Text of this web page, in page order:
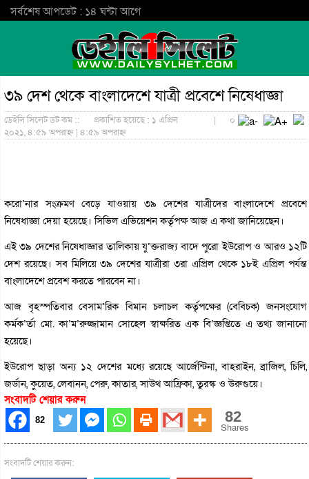
সর্বশেষ আপডেট : ১৪ ঘন্টা আগে
৩৯ দেশ থেকে বাংলাদেশে যাত্রী প্রবেশে নিষেধাজ্ঞা
ডেইলি সিলেট ডট কম ::
প্রকাশিত হয়েছে : ১ এপ্রিল
২০২১, ৪:৫৯ অপরাহ্ন | ৪:৫৯ অপরাহ্ন
| ০
করো’নার সংক্রমণ বেড়ে যাওয়ায় ৩৯ দেশের যাত্রীদের বাংলাদেশে প্রবেশে
নিষেধাজ্ঞা দেয়া হয়েছে। সিভিল এভিয়েশন কর্তৃপক্ষ আজ এ কথা জানিয়েছেন।
এই ৩৯ দেশের নিষেধাজ্ঞার তালিকায় যু’ক্তরাজ্য বাদে পুরো ইউরোপ ও আরও ১২টি
দেশ রয়েছে। সব মিলিয়ে ৩৯ দেশের যাত্রীরা ৩রা এপ্রিল থেকে ১৮ই এপ্রিল পর্যন্ত
বাংলাদেশে প্রবেশ করতে পারবেন না।
আজ বৃহস্পতিবার বেসাম’রিক বিমান চলাচল কর্তৃপক্ষের (বেবিচক) জনসংযোগ
কর্মক’র্তা মো. কা’ম’রুজ্জামান সোহেল স্বাক্ষরিত এক বি’জ্ঞপ্তিতে এ তথ্য জানানো
হয়েছে।
ইউরোপ ছাড়া অন্য ১২ দেশের মধ্যে রয়েছে আর্জেন্টিনা, বাহরাইন, ব্রাজিল, চিলি,
জর্ডান, কুয়েত, লেবানন, পেরু, কাতার, সাউথ আফ্রিকা, তুরস্ক ও উরুগুয়ে।
সংবাদটি শেয়ার করুন
82 82
Shares
সংবাদটি শেয়ার করুন: